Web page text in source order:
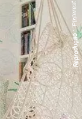
Reprodução
: `PInterest